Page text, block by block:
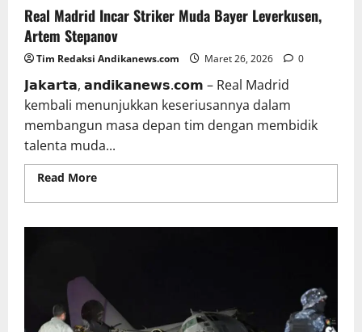
Real Madrid Incar Striker Muda Bayer Leverkusen,
Artem Stepanov
Tim Redaksi Andikanews.com Maret 26, 2026 0
𝗝𝗮𝗸𝗮𝗿𝘁𝗮, 𝗮𝗻𝗱𝗶𝗸𝗮𝗻𝗲𝘄𝘀.𝗰𝗼𝗺 – Real Madrid
kembali menunjukkan keseriusannya dalam
membangun masa depan tim dengan membidik
talenta muda...
Read More